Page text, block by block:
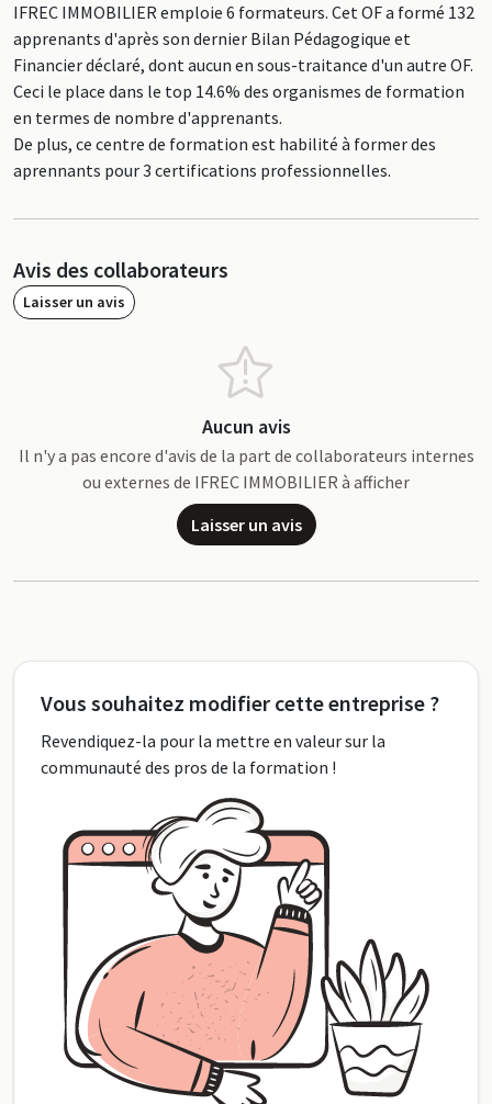
IFREC IMMOBILIER emploie 6 formateurs. Cet OF a formé 132
apprenants d'après son dernier Bilan Pédagogique et
Financier déclaré, dont aucun en sous-traitance d'un autre OF.
Ceci le place dans le top 14.6% des organismes de formation
en termes de nombre d'apprenants.
De plus, ce centre de formation est habilité à former des
aprennants pour 3 certifications professionnelles.
Avis des collaborateurs
Laisser un avis
Aucun avis
Il n'y a pas encore d'avis de la part de collaborateurs internes
ou externes de IFREC IMMOBILIER à afficher
Laisser un avis
Vous souhaitez modifier cette entreprise ?
Revendiquez-la pour la mettre en valeur sur la
communauté des pros de la formation !